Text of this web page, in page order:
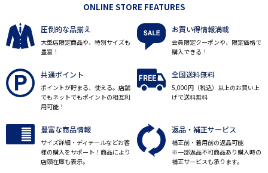
ONLINE STORE FEATURES
圧倒的な品揃え
大型店限定商品や、特別サイズも
豊富！
お買い得情報満載
会員限定クーポンや、限定価格で
購入できる！
共通ポイント
ポイントが貯まる、使える。店舗
でもネットでもポイントの相互利
用可能！
全国送料無料
5,000円（税込）以上のお買い上
げで送料無料
豊富な商品情報
サイズ詳細・ディテールなどお客
様の購入をサポート！商品により
店頭在庫も表示。
返品・補正サービス
補正前・着用前の返品可能
※一部返品不可商品あり購入時の
補正サービスも承ります。